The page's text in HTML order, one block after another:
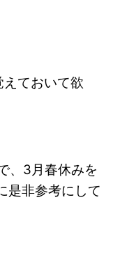
ておいて欲
、3月春休みを
是非参考にして